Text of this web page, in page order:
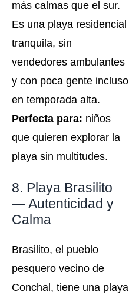
más calmas que el sur.
Es una playa residencial
tranquila, sin
vendedores ambulantes
y con poca gente incluso
en temporada alta.
Perfecta para: niños
que quieren explorar la
playa sin multitudes.
8. Playa Brasilito
— Autenticidad y
Calma
Brasilito, el pueblo
pesquero vecino de
Conchal, tiene una playa